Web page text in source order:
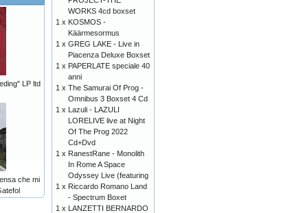
LP ltd
che mi
WORKS 4cd boxset
1 x KOSMOS -
Käärmesormus
1 x GREG LAKE - Live in
Piacenza Deluxe Boxset
1 x PAPERLATE speciale 40
anni
1 x The Samurai Of Prog -
Omnibus 3 Boxset 4 Cd
1 x Lazuli - LAZULI
LORELIVE live at Night
Of The Prog 2022
Cd+Dvd
1 x RanestRane - Monolith
In Rome A Space
Odyssey Live (featuring
1 x Riccardo Romano Land
- Spectrum Boxet
1 x LANZETTI BERNARDO